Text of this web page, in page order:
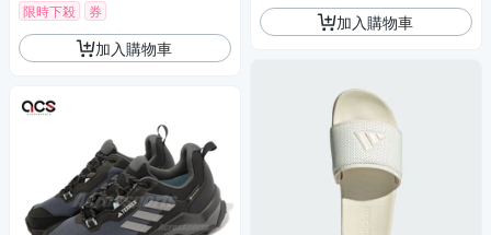
限時下殺 券
加入購物車
加入購物車